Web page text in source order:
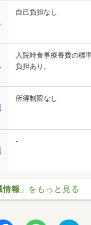
自己負担なし
入院時食事療養費の標
負担あり。
所得制限なし
-
情報 」をもっと見る